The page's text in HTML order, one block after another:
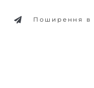
Поширення в